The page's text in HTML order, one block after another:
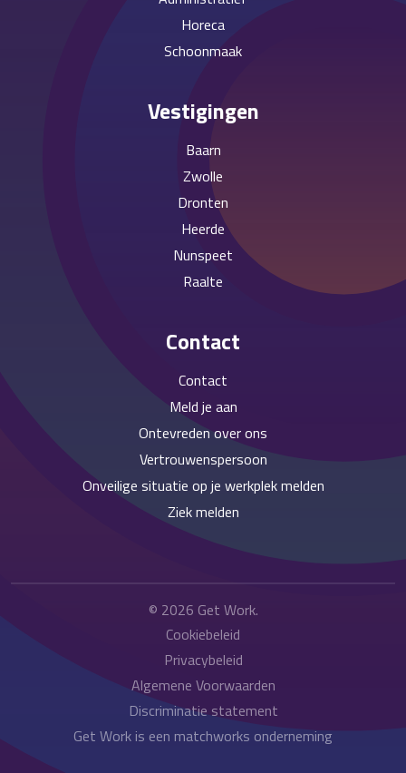
Horeca
Schoonmaak
Vestigingen
Baarn
Zwolle
Dronten
Heerde
Nunspeet
Raalte
Contact
Contact
Meld je aan
Ontevreden over ons
Vertrouwenspersoon
Onveilige situatie op je werkplek melden
Ziek melden
© 2026 Get Work.
Cookiebeleid
Privacybeleid
Algemene Voorwaarden
Discriminatie statement
Get Work is een matchworks onderneming